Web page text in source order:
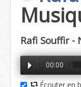
Rafi Souffir -
00:00
Écouter en